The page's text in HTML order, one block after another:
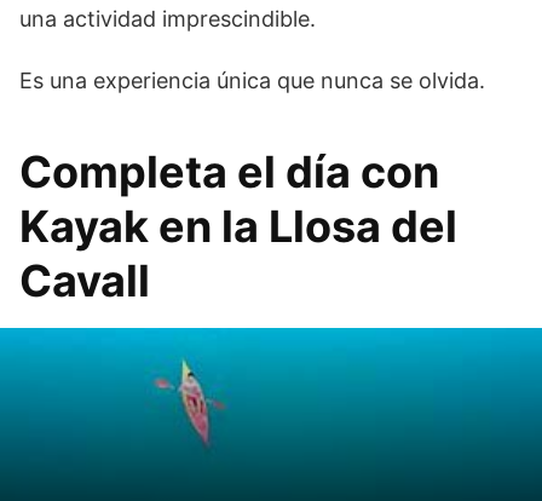
una actividad imprescindible.
Es una experiencia única que nunca se olvida.
Completa el día con
Kayak en la Llosa del
Cavall